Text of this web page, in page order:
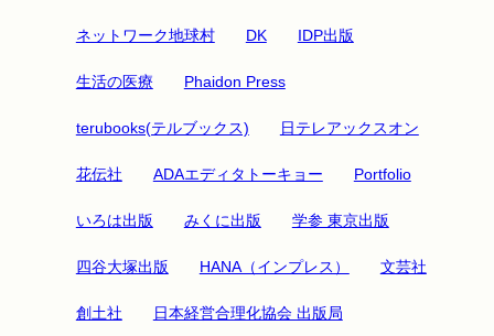
ネットワーク地球村 DK IDP出版
生活の医療 Phaidon Press
terubooks(テルブックス) 日テレアックスオン
花伝社 ADAエディタトーキョー Portfolio
いろは出版 みくに出版 学参 東京出版
四谷大塚出版 HANA（インプレス） 文芸社
創土社 日本経営合理化協会 出版局